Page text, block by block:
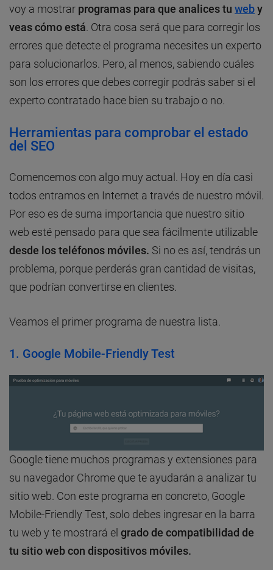
voy a mostrar programas para que analices tu weby
veas cómo está . Otra cosa será que para corregir los
errores que detecte el programa necesites un experto
para solucionarlos. Pero, al menos, sabiendo cuáles
son los errores que debes corregir podrás saber si el
experto contratado hace bien su trabajo o no.
Herramientas para comprobar el estado
del SEO
Comencemos con algo muy actual. Hoy en día casi
todos entramos en Internet a través de nuestro móvil.
Por eso es de suma importancia que nuestro sitio
web esté pensado para que sea fácilmente utilizable
desde los teléfonos móviles. Si no es así, tendrás un
problema, porque perderás gran cantidad de visitas,
que podrían convertirse en clientes.
Veamos el primer programa de nuestra lista.
1. Google Mobile-Friendly Test
Google tiene muchos programas y extensiones para
su navegador Chrome que te ayudarán a analizar tu
sitio web. Con este programa en concreto, Google
Mobile-Friendly Test, solo debes ingresar en la barra
tu web y te mostrará el grado de compatibilidad de
tu sitio web con dispositivos móviles.